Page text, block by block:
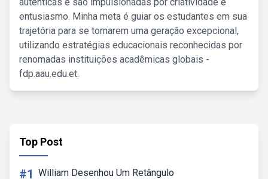
entusiasmo. Minha meta é guiar os estudantes em sua
trajetória para se tornarem uma geração excepcional,
utilizando estratégias educacionais reconhecidas por
renomadas instituições acadêmicas globais -
fdp.aau.edu.et.
Top Post
#1 William Desenhou Um Retângulo